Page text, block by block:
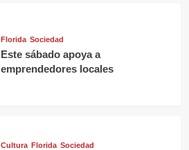
Florida Sociedad
Este sábado apoya a
emprendedores locales
Cultura Florida Sociedad